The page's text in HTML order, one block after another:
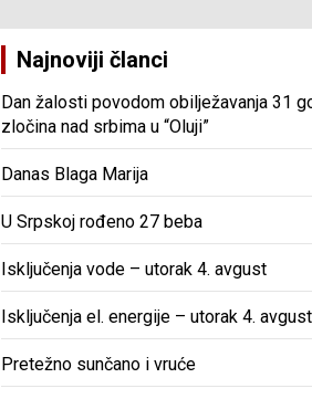
Najnoviji članci
Dan žalosti povodom obilježavanja 31
zločina nad srbima u “Oluji”
Danas Blaga Marija
U Srpskoj rođeno 27 beba
Isključenja vode – utorak 4. avgust
Isključenja el. energije – utorak 4. avgust
Pretežno sunčano i vruće